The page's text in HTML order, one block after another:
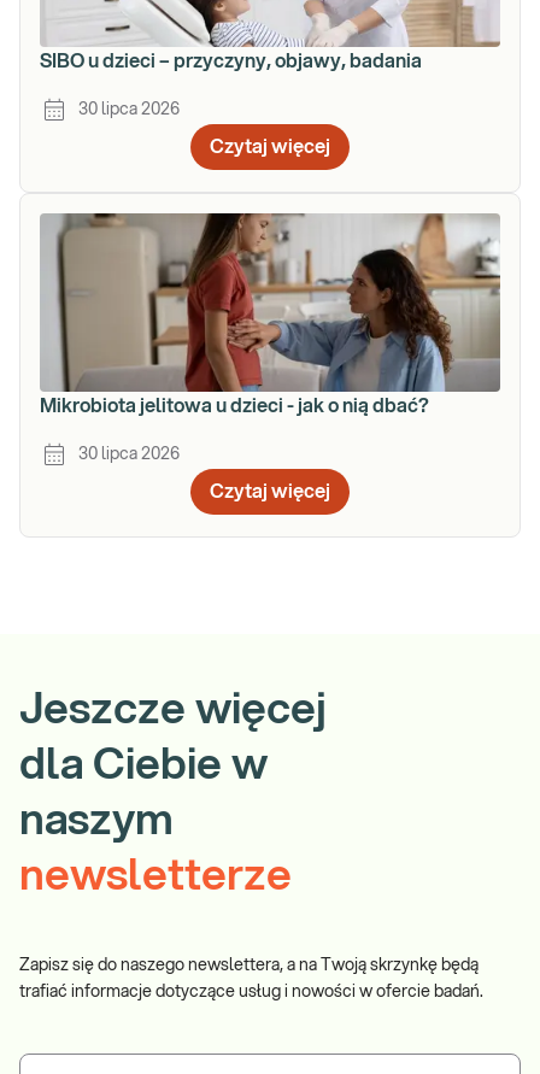
SIBO u dzieci – przyczyny, objawy, badania
30 lipca 2026
Czytaj więcej
Mikrobiota jelitowa u dzieci - jak o nią dbać?
30 lipca 2026
Czytaj więcej
Jeszcze więcej
dla Ciebie w
naszym
newsletterze
Zapisz się do naszego newslettera, a na Twoją skrzynkę będą
trafiać informacje dotyczące usług i nowości w ofercie badań.